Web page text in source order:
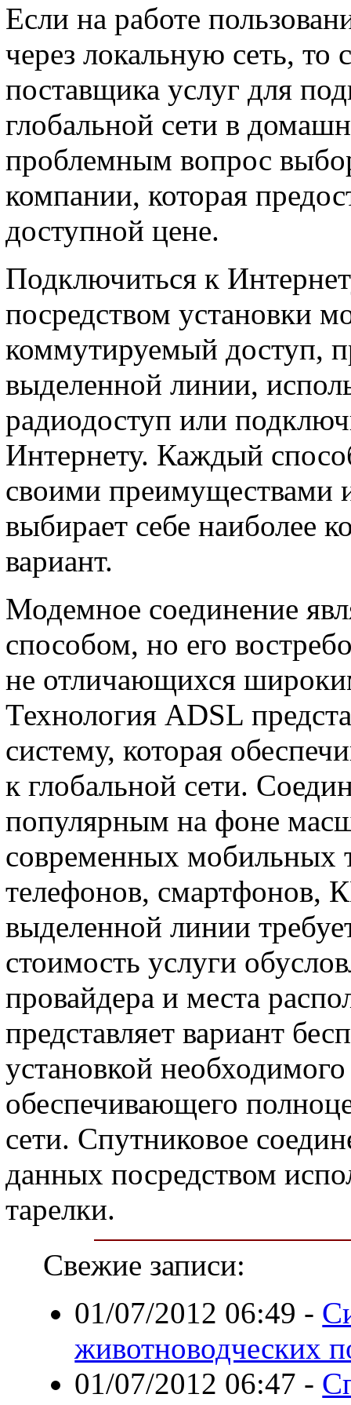
Если на работе
через локальную сеть, то
поставщика услуг для
глобальной сети в
проблемным вопрос
компании, которая
доступной цене.
Подключиться к
посредством установки
коммутируемый доступ,
выделенной линии,
радиодоступ или
Интернету. Каждый
своими преимуществами
выбирает себе наиболее
вариант.
Модемное соединение
способом, но его
не отличающихся
Технология ADSL
систему, которая
к глобальной сети.
популярным на фоне
современных мобильных
телефонов, смартфонов,
выделенной линии
стоимость услуги
провайдера и места
представляет вариант
установкой
обеспечивающего
сети. Спутниковое
данных посредством
тарелки.
Свежие записи:
01/07/2012 06:49 -
животноводческих
01/07/2012 06:47 -